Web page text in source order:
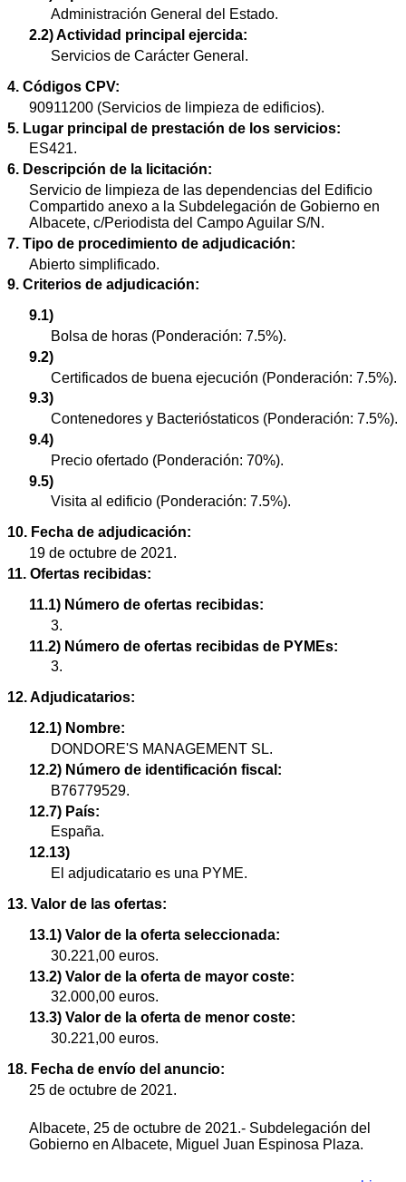
Administración General del Estado.
2.2) Actividad principal ejercida:
Servicios de Carácter General.
4. Códigos CPV:
90911200 (Servicios de limpieza de edificios).
5. Lugar principal de prestación de los servicios:
ES421.
6. Descripción de la licitación:
Servicio de limpieza de las dependencias del Edificio
Compartido anexo a la Subdelegación de Gobierno en
Albacete, c/Periodista del Campo Aguilar S/N.
7. Tipo de procedimiento de adjudicación:
Abierto simplificado.
9. Criterios de adjudicación:
9.1)
Bolsa de horas (Ponderación: 7.5%).
9.2)
Certificados de buena ejecución (Ponderación: 7.5%).
9.3)
Contenedores y Bacterióstaticos (Ponderación: 7.5%).
9.4)
Precio ofertado (Ponderación: 70%).
9.5)
Visita al edificio (Ponderación: 7.5%).
10. Fecha de adjudicación:
19 de octubre de 2021.
11. Ofertas recibidas:
11.1) Número de ofertas recibidas:
3.
11.2) Número de ofertas recibidas de PYMEs:
3.
12. Adjudicatarios:
12.1) Nombre:
DONDORE'S MANAGEMENT SL.
12.2) Número de identificación fiscal:
B76779529.
12.7) País:
España.
12.13)
El adjudicatario es una PYME.
13. Valor de las ofertas:
13.1) Valor de la oferta seleccionada:
30.221,00 euros.
13.2) Valor de la oferta de mayor coste:
32.000,00 euros.
13.3) Valor de la oferta de menor coste:
30.221,00 euros.
18. Fecha de envío del anuncio:
25 de octubre de 2021.
Albacete, 25 de octubre de 2021.- Subdelegación del
Gobierno en Albacete, Miguel Juan Espinosa Plaza.